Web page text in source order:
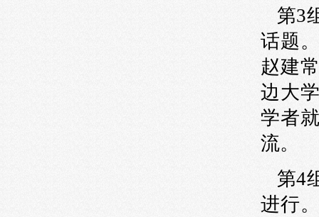
第3
话题
赵建
边大
学者
流。
第4
进行